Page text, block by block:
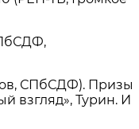
СПбСДФ). Призы
взгляд», Турин. И